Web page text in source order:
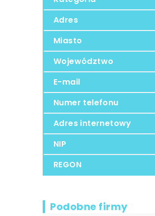
Adres
Miasto
Województwo
E-mail
Numer telefonu
Adres internetowy
NIP
REGON
Podobne firmy